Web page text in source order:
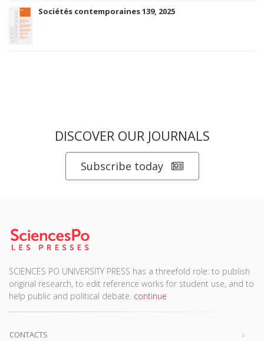
Sociétés contemporaines 139, 2025
DISCOVER OUR JOURNALS
Subscribe today
SCIENCES PO UNIVERSITY PRESS has a threefold role: to publish
original research, to edit reference works for student use, and to
help public and political debate. continue
CONTACTS